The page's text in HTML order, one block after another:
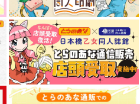
形
（税込）
×山姥切長義
プル
傍らに咲き揃う
エダツミ
1,715円（税込）
山姥切国広×山姥切長義
サンプル
込）
×山姥切長義
プル
カート
ー
550
刀剣乱舞
山姥切国広×山姥切長義
サンプル
カート